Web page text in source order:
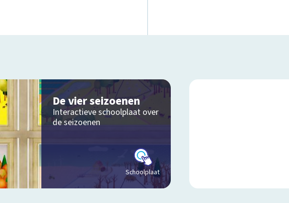
De vier seizoenen
Interactieve schoolplaat over
de seizoenen
Schoolplaat